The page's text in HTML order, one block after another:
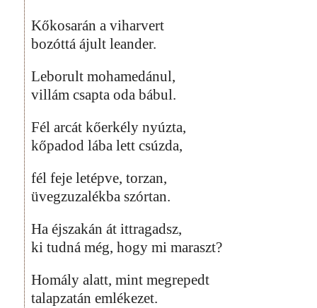
Kőkosarán a viharvert
bozóttá ájult leander.
Leborult mohamedánul,
villám csapta oda bábul.
Fél arcát kőerkély nyúzta,
kőpadod lába lett csúzda,
fél feje letépve, torzan,
üvegzuzalékba szórtan.
Ha éjszakán át ittragadsz,
ki tudná még, hogy mi maraszt?
Homály alatt, mint megrepedt
talapzatán emlékezet.